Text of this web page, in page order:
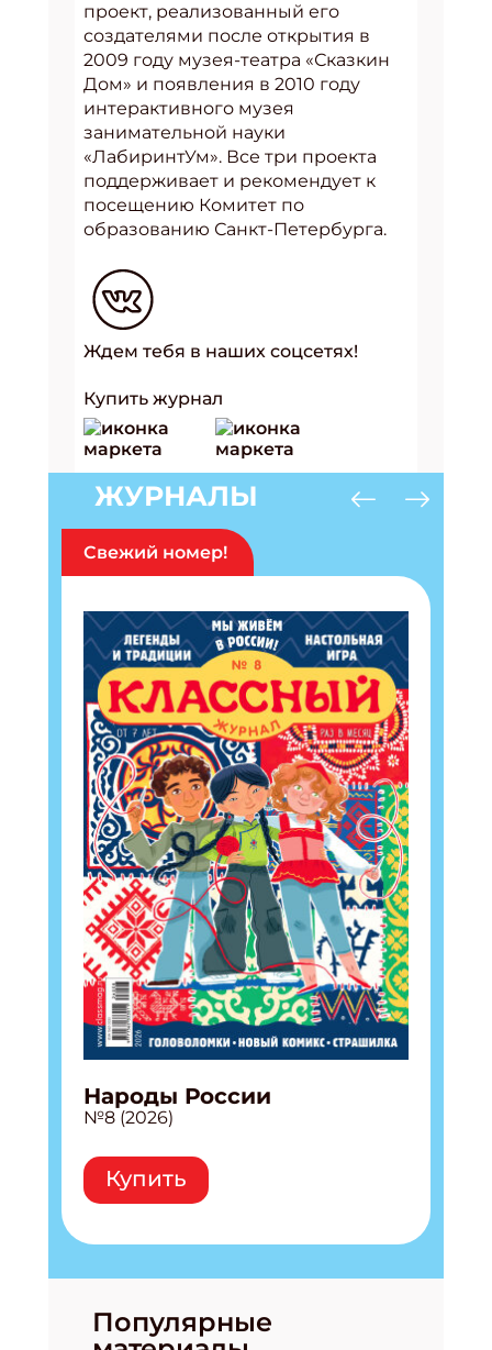
проект, реализованный его
создателями после открытия в
2009 году музея-театра «Сказкин
Дом» и появления в 2010 году
интерактивного музея
занимательной науки
«ЛабиринтУм». Все три проекта
поддерживает и рекомендует к
посещению Комитет по
образованию Санкт-Петербурга.
Ждем тебя в наших соцсетях!
Купить журнал
ЖУРНАЛЫ
Свежий номер!
Народы России
№8 (2026)
Купить
Популярные